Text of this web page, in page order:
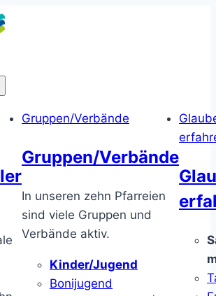
Gruppen/Verbände
Gruppen/Verbände
In unseren zehn Pfarreien
sind viele Gruppen und
Verbände aktiv.
Kinder/Jugend
Bonijugend